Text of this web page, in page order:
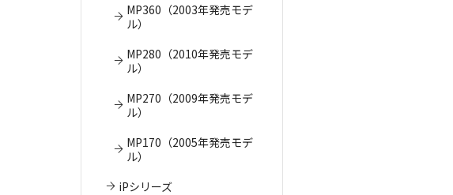
MP360（2003年発売モデ
ル）
MP280（2010年発売モデ
ル）
MP270（2009年発売モデ
ル）
MP170（2005年発売モデ
ル）
iPシリーズ